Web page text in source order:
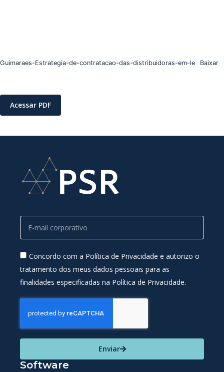
Guimaraes-Estrategia-de-contratacao-das-distribuidoras-em-le Baixar
Acessar PDF
Concordo com a Política de Privacidade e autorizo o
tratamento dos meus dados pessoais para as
finalidades especificadas na Política de Privacidade.
Enviar
Software